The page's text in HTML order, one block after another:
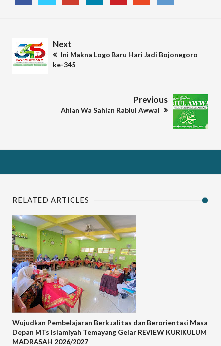
Next
Ini Makna Logo Baru Hari Jadi Bojonegoro
ke-345
Previous
Ahlan Wa Sahlan Rabiul Awwal
RELATED ARTICLES
Wujudkan Pembelajaran Berkualitas dan Berorientasi Masa
Depan MTs Islamiyah Temayang Gelar REVIEW KURIKULUM
MADRASAH 2026/2027